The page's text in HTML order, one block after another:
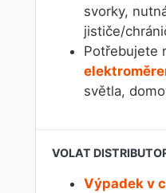
svorky,
jističe/
Potřebujete
světla,
Výpadek v